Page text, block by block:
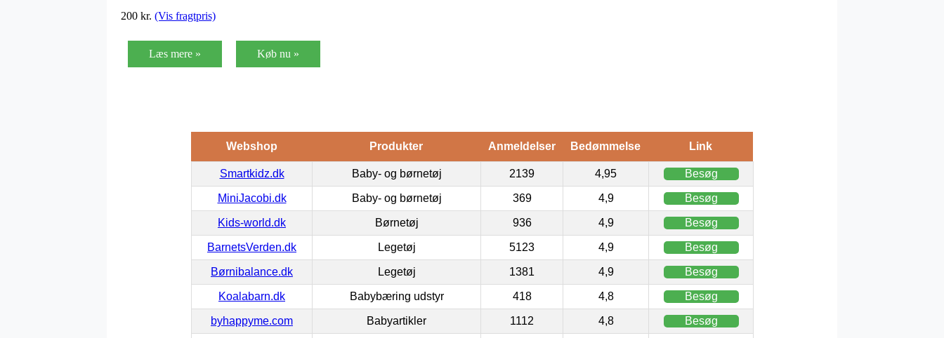
200 kr. (Vis fragtpris)
Læs mere » Køb nu »
Webshop Produkter Anmeldelser Bedømmelse Link
Smartkidz.dk Baby- og børnetøj 2139 4,95 Besøg
MiniJacobi.dk Baby- og børnetøj 369 4,9 Besøg
Kids-world.dk Børnetøj 936 4,9 Besøg
BarnetsVerden.dk Legetøj 5123 4,9 Besøg
Børnibalance.dk Legetøj 1381 4,9 Besøg
Koalabarn.dk Babybæring udstyr 418 4,8 Besøg
byhappyme.com Babyartikler 1112 4,8 Besøg